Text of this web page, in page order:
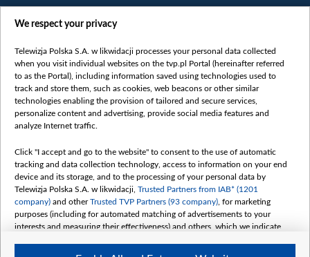
Категорії
Новини
Докладно
Погляд
Цікаво
Slawa.tv
Про нас
Контакти
We respect your privacy
Telewizja Polska S.A. w likwidacji processes your personal data collected
when you visit individual websites on the tvp.pl Portal (hereinafter referred
to as the Portal), including information saved using technologies used to
track and store them, such as cookies, web beacons or other similar
technologies enabling the provision of tailored and secure services,
personalize content and advertising, provide social media features and
analyze Internet traffic.
Click "I accept and go to the website" to consent to the use of automatic
tracking and data collection technology, access to information on your end
device and its storage, and to the processing of your personal data by
Telewizja Polska S.A. w likwidacji, Trusted Partners from IAB* (1201
company) and otherTrusted TVP Partners (93 company) , for marketing
purposes (including for automated matching of advertisements to your
interests and measuring their effectiveness) and others, which we indicate